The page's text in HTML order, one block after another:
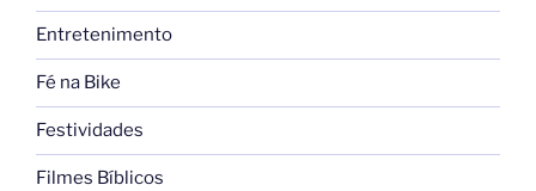
Entretenimento
Fé na Bike
Festividades
Filmes Bíblicos